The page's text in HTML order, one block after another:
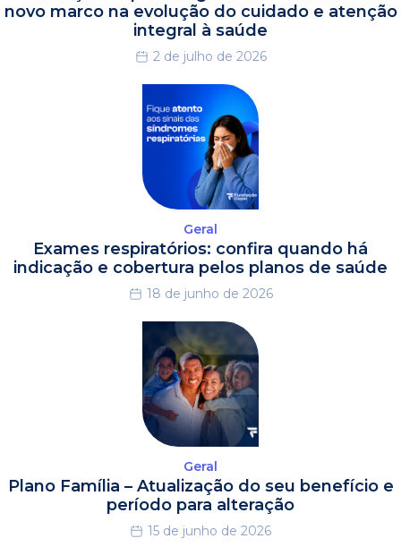
novo marco na evolução do cuidado e atenção
integral à saúde
2 de julho de 2026
Geral
Exames respiratórios: confira quando há
indicação e cobertura pelos planos de saúde
18 de junho de 2026
Geral
Plano Família – Atualização do seu benefício e
período para alteração
15 de junho de 2026